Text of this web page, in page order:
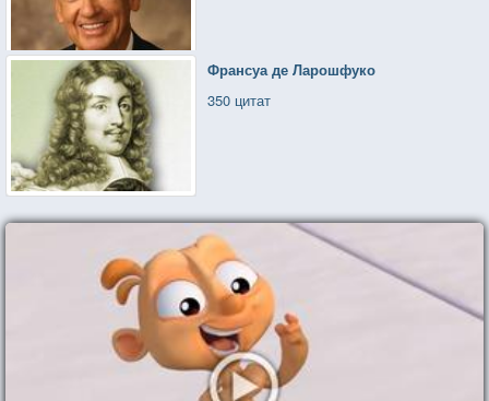
Франсуа де Ларошфуко
350 цитат